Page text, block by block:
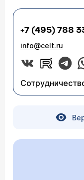
+7 (495) 788
info@celt.ru